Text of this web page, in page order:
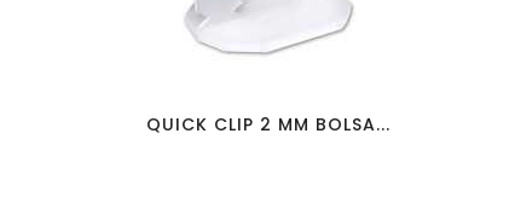
favorite_border visibility
QUICK CLIP 2 MM BOLSA...